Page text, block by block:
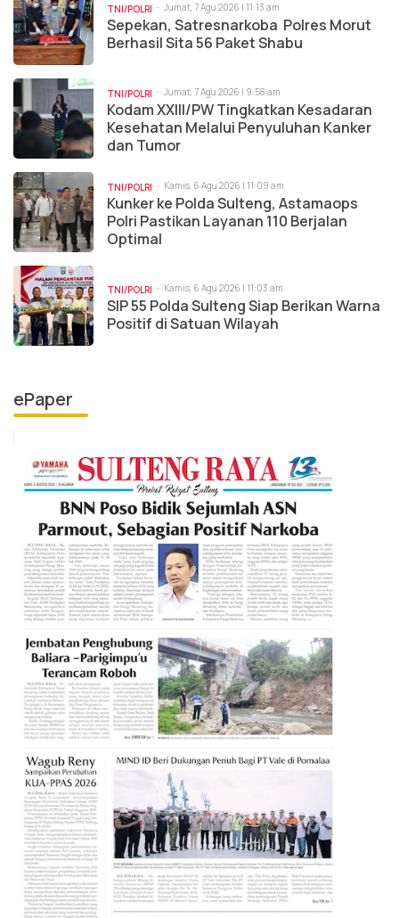
TNI/POLRI Jumat, 7 Agu 2026 | 11:13 am
Sepekan, Satresnarkoba Polres Morut
Berhasil Sita 56 Paket Shabu
TNI/POLRI Jumat, 7 Agu 2026 | 9:58 am
Kodam XXIII/PW Tingkatkan Kesadaran
Kesehatan Melalui Penyuluhan Kanker
dan Tumor
TNI/POLRI Kamis, 6 Agu 2026 | 11:09 am
Kunker ke Polda Sulteng, Astamaops
Polri Pastikan Layanan 110 Berjalan
Optimal
TNI/POLRI Kamis, 6 Agu 2026 | 11:03 am
SIP 55 Polda Sulteng Siap Berikan Warna
Positif di Satuan Wilayah
ePaper